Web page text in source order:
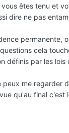
niveau fédéral
?
?
êtes tenu et
dire ne pas
permanente,
cela
définis par les lois
me regarder
qu'au final c'est